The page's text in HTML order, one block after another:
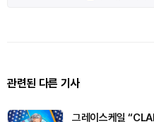
관련된 다른 기사
그레이스케일